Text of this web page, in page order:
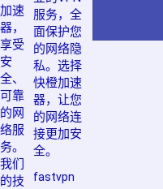
加速
器，
享受
安
全、
可靠
的网
络服
务。
我们
的技
服务，全
面保护您
的网络隐
私。选择
快橙加速
器，让您
的网络连
接更加安
全。
fastvpn